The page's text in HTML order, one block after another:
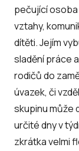
pečující
vztahy,
dítěti. Jejím
sladění práce
rodičů do
úvazek, či
skupinu může
určité dny v
zkrátka velmi